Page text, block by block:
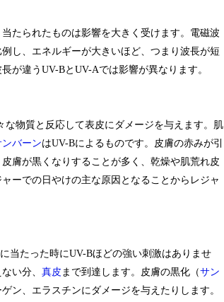
たられたものは影響を大きく受けます。電磁波
し、エネルギーが大きいほど、つまり波長が短
が違うUV-BとUV-Aでは影響が異なります。
物質と反応して表皮にダメージを与えます。肌
ンバーンはUV-Bによるものです。皮膚の赤みが引
膚が黒くなりすることが多く、乾燥や肌荒れ皮
ーでの日やけの主な原因となることからレジャ
当たった時にUV-Bほどの強い刺激はありませ
い分、 真皮 まで到達します。皮膚の黒化（サン
ン、エラスチンにダメージを与えたりします。